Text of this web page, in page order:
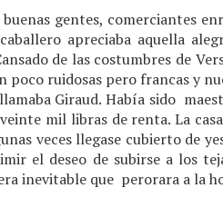
gentes, comerciantes
apreciaba aquella
de las costumbres de
ruidosas pero francas y
Giraud. Había sido
mil libras de renta. La
veces llegase cubierto de
el deseo de subirse a los
inevitable que perorara a la